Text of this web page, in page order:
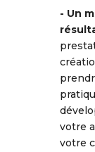
- Un
votre
votre